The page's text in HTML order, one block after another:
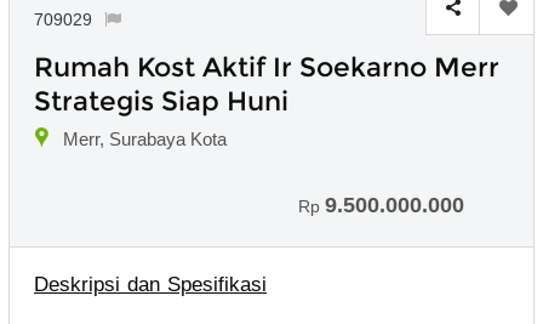
709029
Rumah Kost Aktif Ir Soekarno Merr
Strategis Siap Huni
Merr, Surabaya Kota
Rp 9.500.000.000
Deskripsi dan Spesifikasi